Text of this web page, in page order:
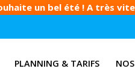
un bel été ! A très vite
PLANNING & TARIFS